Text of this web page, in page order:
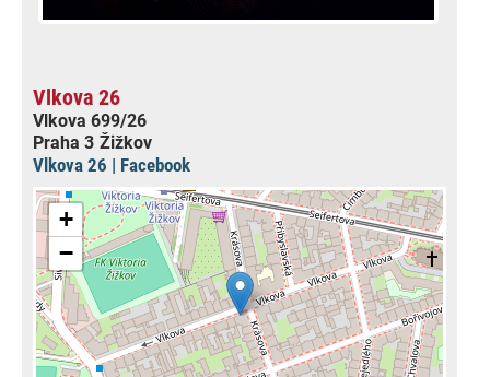
Vlkova 26
Vlkova 699/26
Praha 3 Žižkov
Vlkova 26 | Facebook
+
−